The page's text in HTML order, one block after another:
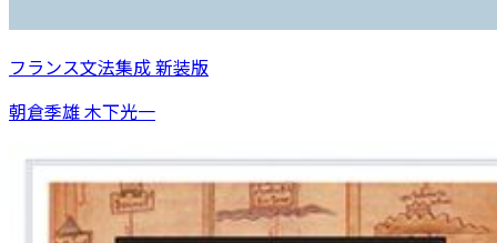
フランス文法集成 新装版
朝倉季雄 木下光一